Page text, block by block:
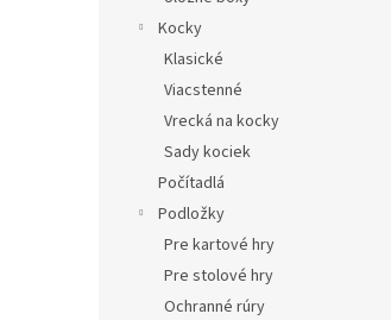
Kocky
Klasické
Viacstenné
Vrecká na kocky
Sady kociek
Počítadlá
Podložky
Pre kartové hry
Pre stolové hry
Ochranné rúry